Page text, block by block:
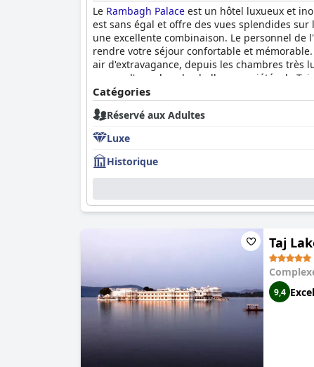
Le Rambagh Palace est un hôtel luxueux et
est sans égal et offre des vues splendides
une excellente combinaison. Le personnel
rendre votre séjour confortable et
air d'extravagance, depuis les chambres très
comme l'une des plus belles propriétés de
vous êtes à la recherche d'une expérience de
Catégories
Réservé aux Adultes
Luxe
Historique
Taj
9,4